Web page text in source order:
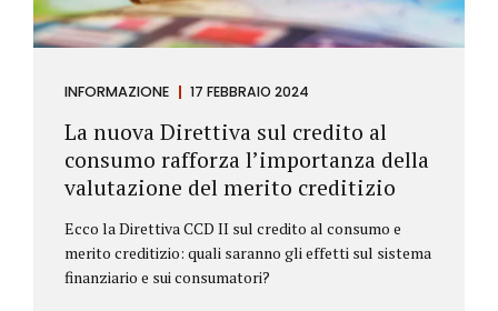
INFORMAZIONE 17 FEBBRAIO 2024
La nuova Direttiva sul credito al
consumo rafforza l’importanza della
valutazione del merito creditizio
Ecco la Direttiva CCD II sul credito al consumo e
merito creditizio: quali saranno gli effetti sul sistema
finanziario e sui consumatori?